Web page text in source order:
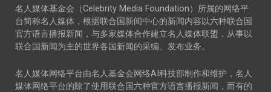
名人媒体基金会（Celebrity Media Foundation）所属的网络平
台简称名人媒体，根据联合国新闻中心的新闻内容以六种联合国
官方语言播报新闻，与多家媒体合作建立名人媒体联盟，从事以
联合国新闻为主的世界各国新闻的采编、发布业务。
名人媒体网络平台由名人基金会网络AI科技部制作和维护，名人
媒体网络平台的除了使用联合国六种官方语言播报新闻，而有的